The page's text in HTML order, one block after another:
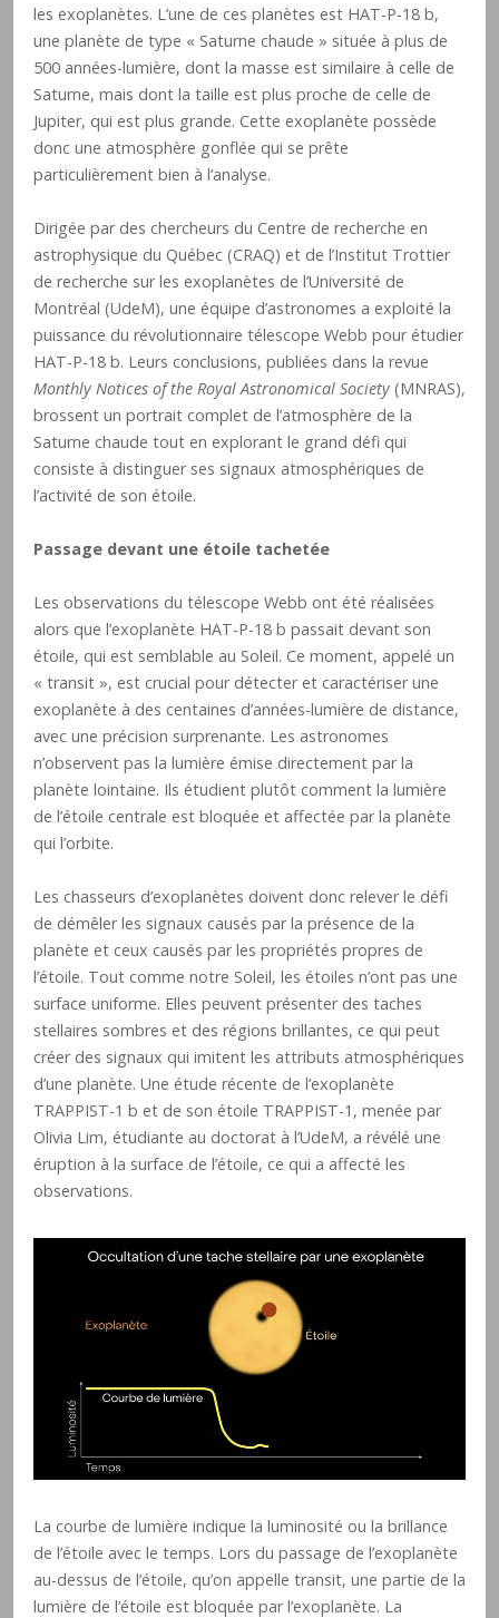
les exoplanètes. L’une de ces planètes est HAT-P-18 b,
une planète de type « Saturne chaude » située à plus de
500 années-lumière, dont la masse est similaire à celle de
Saturne, mais dont la taille est plus proche de celle de
Jupiter, qui est plus grande. Cette exoplanète possède
donc une atmosphère gonflée qui se prête
particulièrement bien à l’analyse.
Dirigée par des chercheurs du Centre de recherche en
astrophysique du Québec (CRAQ) et de l’Institut Trottier
de recherche sur les exoplanètes de l’Université de
Montréal (UdeM), une équipe d’astronomes a exploité la
puissance du révolutionnaire télescope Webb pour étudier
HAT-P-18 b. Leurs conclusions, publiées dans la revue
Monthly Notices of the Royal Astronomical Society (MNRAS),
brossent un portrait complet de l’atmosphère de la
Saturne chaude tout en explorant le grand défi qui
consiste à distinguer ses signaux atmosphériques de
l’activité de son étoile.
Passage devant une étoile tachetée
Les observations du télescope Webb ont été réalisées
alors que l’exoplanète HAT-P-18 b passait devant son
étoile, qui est semblable au Soleil. Ce moment, appelé un
« transit », est crucial pour détecter et caractériser une
exoplanète à des centaines d’années-lumière de distance,
avec une précision surprenante. Les astronomes
n’observent pas la lumière émise directement par la
planète lointaine. Ils étudient plutôt comment la lumière
de l’étoile centrale est bloquée et affectée par la planète
qui l’orbite.
Les chasseurs d’exoplanètes doivent donc relever le défi
de démêler les signaux causés par la présence de la
planète et ceux causés par les propriétés propres de
l’étoile. Tout comme notre Soleil, les étoiles n’ont pas une
surface uniforme. Elles peuvent présenter des taches
stellaires sombres et des régions brillantes, ce qui peut
créer des signaux qui imitent les attributs atmosphériques
d’une planète. Une étude récente de l’exoplanète
TRAPPIST-1 b et de son étoile TRAPPIST-1, menée par
Olivia Lim, étudiante au doctorat à l’UdeM, a révélé une
éruption à la surface de l’étoile, ce qui a affecté les
observations.
La courbe de lumière indique la luminosité ou la brillance
de l’étoile avec le temps. Lors du passage de l’exoplanète
au-dessus de l’étoile, qu’on appelle transit, une partie de la
lumière de l’étoile est bloquée par l’exoplanète. La